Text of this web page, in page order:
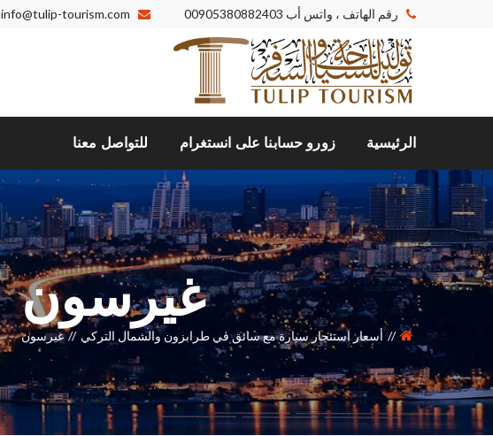
رقم الهاتف ، واتس أب 00905380882403
info@tulip-tourism.com
الرئيسية زورو حسابنا على انستغرام للتواصل معنا
غيرسون
أسعار استئجار سيارة مع سائق في طرابزون والشمال التركي غيرسون